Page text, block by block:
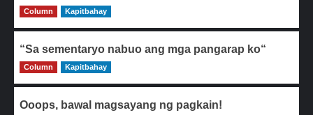
0
Column Kapitbahay
“Sa sementaryo nabuo ang mga pangarap ko“
0
Column Kapitbahay
Ooops, bawal magsayang ng pagkain!